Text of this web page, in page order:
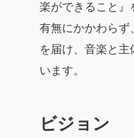
楽ができること』
有無にかかわらず
を届け、音楽と
います。
ビジョン